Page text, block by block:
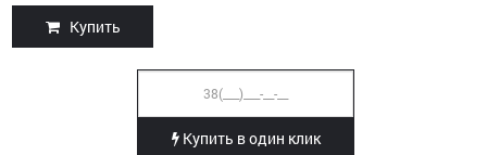
Купить
Купить в один клик